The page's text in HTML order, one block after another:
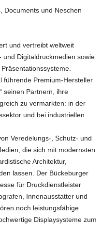
Documents und Neschen
und vertreibt weltweit
und Digitaldruckmedien sowie
führende Premium-Hersteller
seinen Partnern, ihre
zu vermarkten: in der
und bei industriellen
Veredelungs-, Schutz- und
die sich mit modernsten
Architektur,
lassen. Der Bückeburger
für Druckdienstleister
Innenausstatter und
noch leistungsfähige
Displaysysteme zum